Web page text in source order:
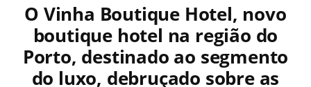
O Vinha Boutique Hotel, novo
boutique hotel na região do
Porto, destinado ao segmento
do luxo, debruçado sobre as